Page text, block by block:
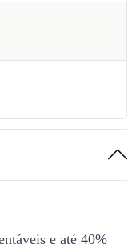
e até 40%